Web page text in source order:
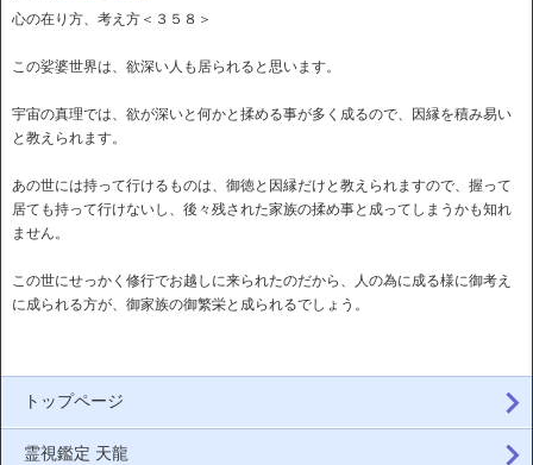
心の在り方、考え方＜３５８＞
この娑婆世界は、欲深い人も居られると思います。
宇宙の真理では、欲が深いと何かと揉める事が多く成るので、因縁を積み易い
と教えられます。
あの世には持って行けるものは、御徳と因縁だけと教えられますので、握って
居ても持って行けないし、後々残された家族の揉め事と成ってしまうかも知れ
ません。
この世にせっかく修行でお越しに来られたのだから、人の為に成る様に御考え
に成られる方が、御家族の御繁栄と成られるでしょう。
トップページ
霊視鑑定 天龍